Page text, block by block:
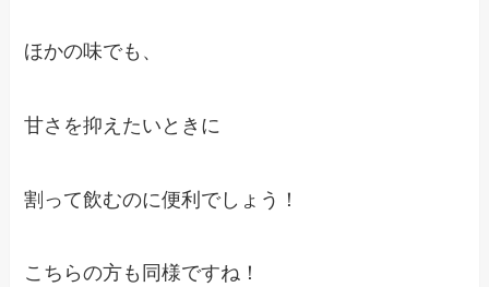
ほかの味でも、
甘さを抑えたいときに
割って飲むのに便利でしょう！
こちらの方も同様ですね！